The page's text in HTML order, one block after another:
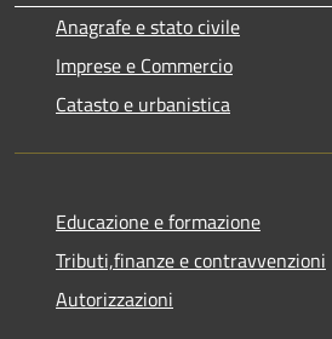
Anagrafe e stato civile
Imprese e Commercio
Catasto e urbanistica
Educazione e formazione
Tributi,finanze e contravvenzioni
Autorizzazioni